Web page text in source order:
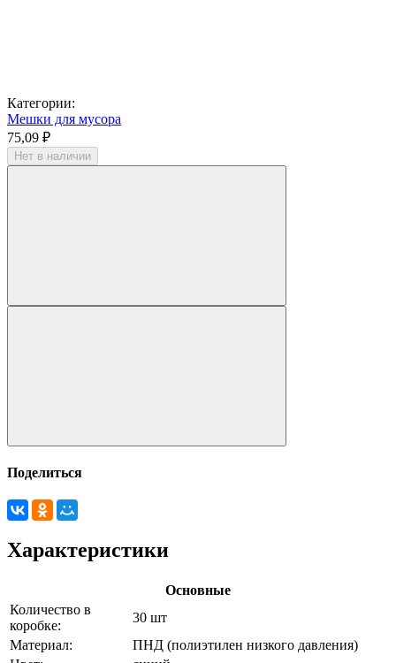
Категории:
Мешки для мусора
75,09 ₽
Нет в наличии
Поделиться
Характеристики
Основные
Количество в
коробке:
30 шт
Материал:
ПНД (полиэтилен низкого давления)